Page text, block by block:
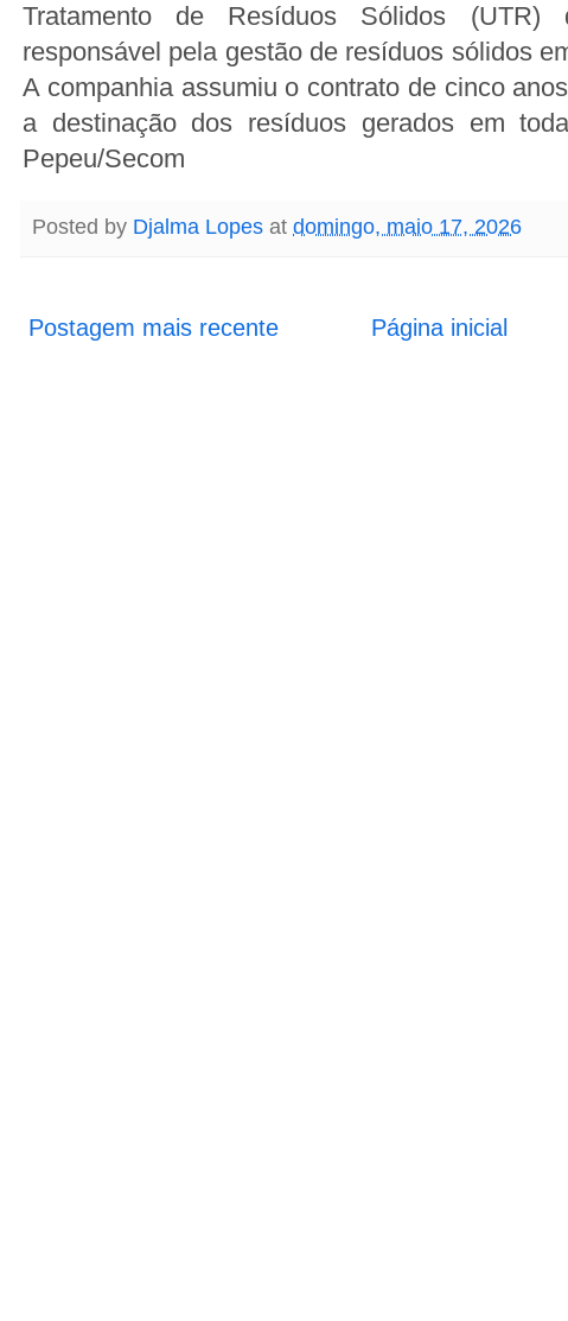
Tratamento de Resíduos Sólidos (UTR)
responsável pela gestão de resíduos sólidos
A companhia assumiu o contrato de cinco
a destinação dos resíduos gerados em
Pepeu/Secom
Posted by Djalma Lopes at domingo, maio 17, 2026
Postagem mais recente Página inicial